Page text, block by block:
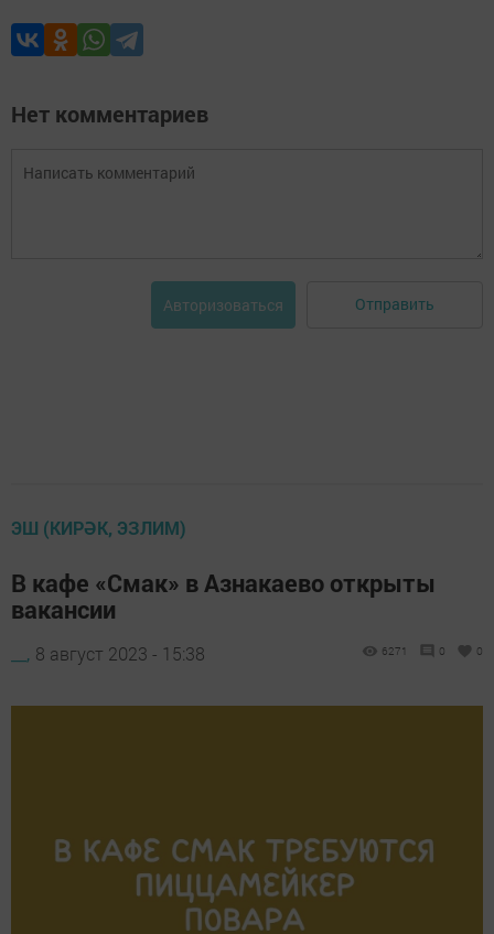
Нет комментариев
Авторизоваться Отправить
ЭШ (КИРӘК, ЭЗЛИМ)
В кафе «Смак» в Азнакаево открыты
вакансии
__, 8 август 2023 - 15:38 6271 0 0